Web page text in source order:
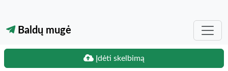
Baldų mugė
Įdėti skelbimą